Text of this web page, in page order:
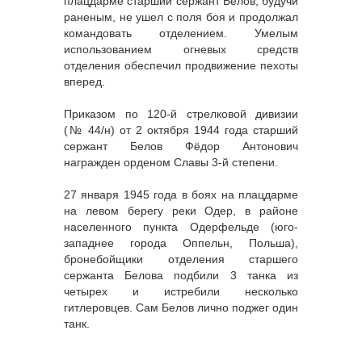
раненым, не ушел с поля боя и продолжал
командовать отделением. Умелым
использованием огневых средств
отделения обеспечил продвижение пехоты
вперед.
Приказом по 120-й стрелковой дивизии
(№ 44/н) от 2 октября 1944 года старший
сержант Белов Фёдор Антонович
награжден орденом Славы 3-й степени.
27 января 1945 года в боях на плацдарме
на левом берегу реки Одер, в районе
населенного пункта Одерфельде (юго-
западнее города Оппельн, Польша),
бронебойщики отделения старшего
сержанта Белова подбили 3 танка из
четырех и истребили несколько
гитлеровцев. Сам Белов лично поджег один
танк.